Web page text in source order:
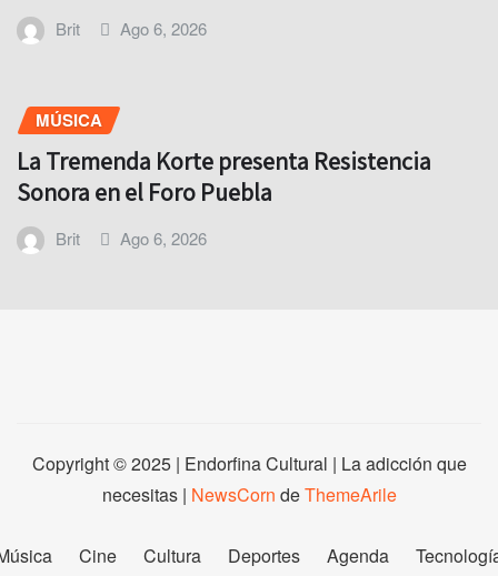
Brit Ago 6, 2026
MÚSICA
La Tremenda Korte presenta Resistencia
Sonora en el Foro Puebla
Brit Ago 6, 2026
Copyright © 2025 | Endorfina Cultural | La adicción que
necesitas | NewsCorn deThemeArile
Cine Cultura Deportes Agenda